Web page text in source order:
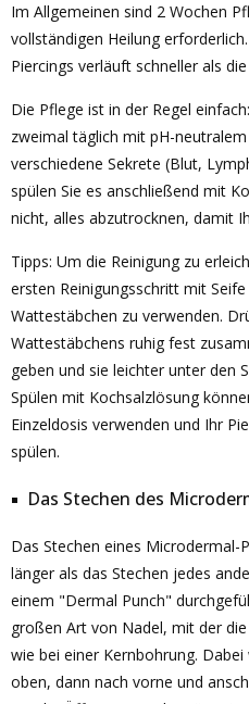
Im Allgemeinen sind 2 Wochen
vollständigen Heilung
Piercings verläuft schneller als
Die Pflege ist in der Regel
zweimal täglich mit pH-
verschiedene Sekrete (Blut,
spülen Sie es anschließend mit
nicht, alles abzutrocknen, damit
Tipps: Um die Reinigung zu
ersten Reinigungsschritt mit
Wattestäbchen zu verwenden.
Wattestäbchens ruhig fest
geben und sie leichter unter den
Spülen mit Kochsalzlösung
Einzeldosis verwenden und Ihr
spülen.
Das Stechen des
Das Stechen eines Microdermal-
länger als das Stechen jedes
einem "Dermal Punch"
großen Art von Nadel, mit der
wie bei einer Kernbohrung.
oben, dann nach vorne und